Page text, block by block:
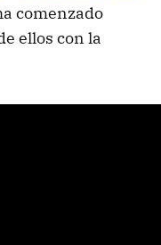
comenzado
ellos con la